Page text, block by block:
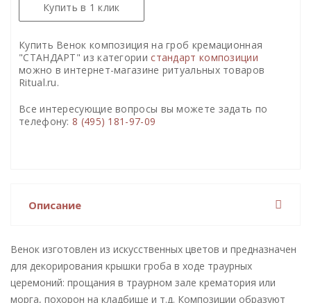
Купить в 1 клик
Купить Венок композиция на гроб кремационная
"СТАНДАРТ" из категориистандарт композиции
можно в интернет-магазине ритуальных товаров
Ritual.ru.
Все интересующие вопросы вы можете задать по
телефону: 8 (495) 181-97-09
Описание
Венок изготовлен из искусственных цветов и предназначен
для декорирования крышки гроба в ходе траурных
церемоний: прощания в траурном зале крематория или
морга, похорон на кладбище и т.д. Композиции образуют